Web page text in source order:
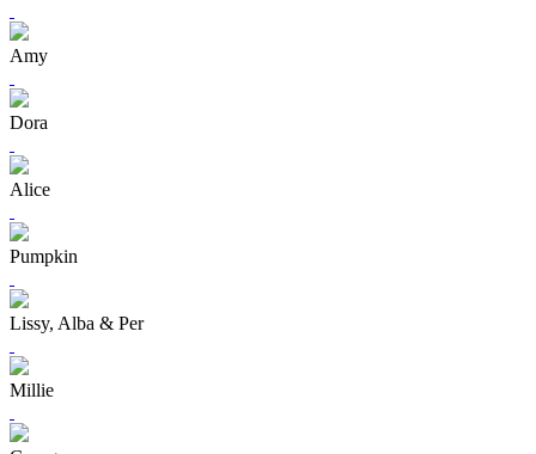
Amy
Dora
Alice
Pumpkin
Lissy, Alba & Per
Millie